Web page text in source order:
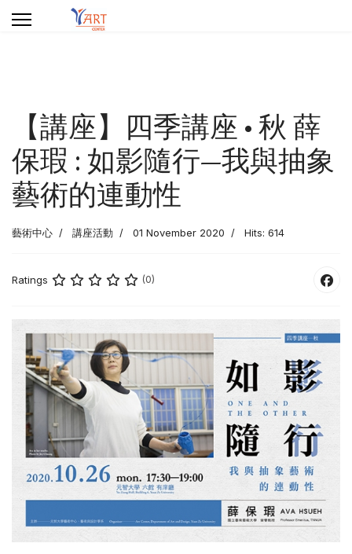
【講座】四季講座 • 秋 薛
保瑕 : 如影隨行—我與抽象
藝術的連動性
藝術中心 講座活動 01 November 2020 Hits: 614
Ratings (0)